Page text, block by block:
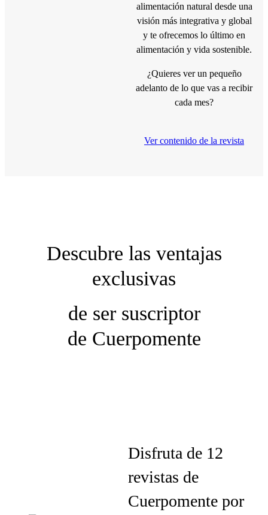
alimentación natural desde una
visión más integrativa y global
y te ofrecemos lo último en
alimentación y vida sostenible.
¿Quieres verun pequeño
adelanto de lo que vas a recibir
cada mes?
Ver contenido de la revista
Descubre las ventajas
exclusivas
de ser suscriptor
de Cuerpomente
Disfruta de 12
revistas de
Cuerpomente por